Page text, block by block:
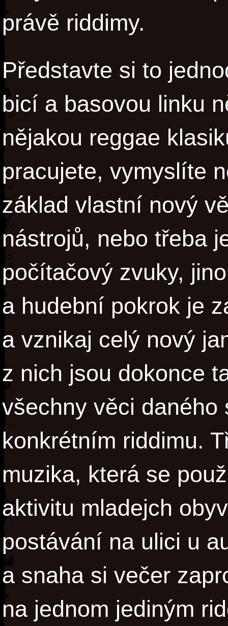
právě riddimy.
Představte si to
bicí a basovou linku
nějakou reggae
pracujete, vymyslíte
základ vlastní nový
nástrojů, nebo třeba
počítačový zvuky,
a hudební pokrok je
a vznikaj celý nový
z nich jsou dokonce
všechny věci daného
konkrétním riddimu.
muzika, která se
aktivitu mladejch
postávání na ulici u
a snaha si večer
na jednom jediným